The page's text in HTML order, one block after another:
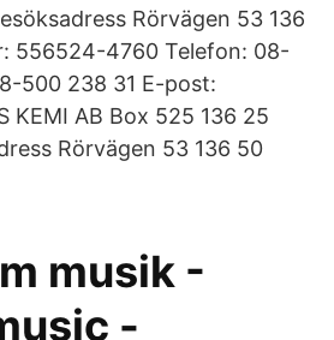
Rörvägen 53 136
556524-4760 Telefon: 08-
500 238 31 E-post:
KEMI AB Box 525 136 25
Rörvägen 53 136 50
musik -
-